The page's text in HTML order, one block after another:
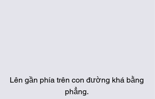
Lên gần phía trên con đường khá bằng
phẳng.